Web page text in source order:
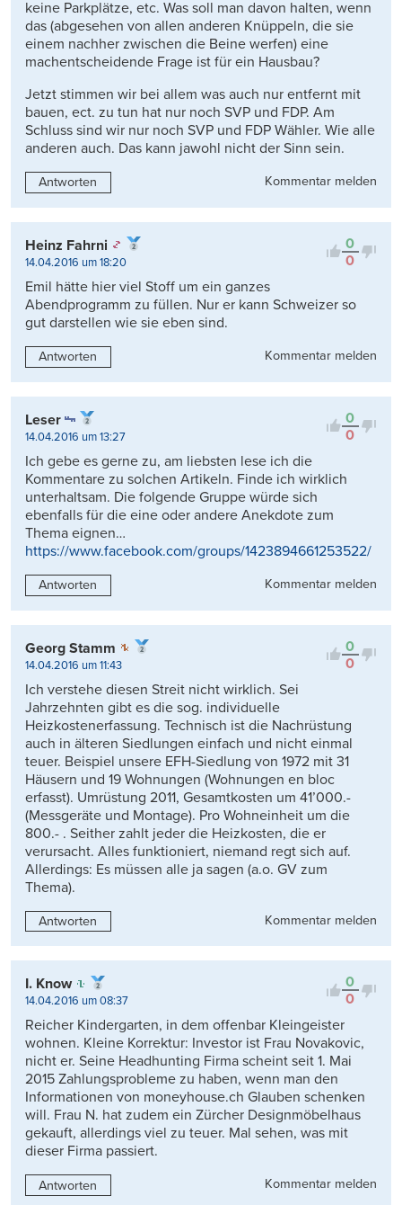
keine Parkplätze, etc. Was soll man davon halten, wenn
das (abgesehen von allen anderen Knüppeln, die sie
einem nachher zwischen die Beine werfen) eine
machentscheidende Frage ist für ein Hausbau?
Jetzt stimmen wir bei allem was auch nur entfernt mit
bauen, ect. zu tun hat nur noch SVP und FDP. Am
Schluss sind wir nur noch SVP und FDP Wähler. Wie alle
anderen auch. Das kann jawohl nicht der Sinn sein.
Antworten Kommentar melden
0
0
Heinz Fahrni
14.04.2016 um 18:20
Emil hätte hier viel Stoff um ein ganzes
Abendprogramm zu füllen. Nur er kann Schweizer so
gut darstellen wie sie eben sind.
Antworten Kommentar melden
0
0
Leser
14.04.2016 um 13:27
Ich gebe es gerne zu, am liebsten lese ich die
Kommentare zu solchen Artikeln. Finde ich wirklich
unterhaltsam. Die folgende Gruppe würde sich
ebenfalls für die eine oder andere Anekdote zum
Thema eignen…
https://www.facebook.com/groups/1423894661253522/
Antworten Kommentar melden
0
0
Georg Stamm
14.04.2016 um 11:43
Ich verstehe diesen Streit nicht wirklich. Sei
Jahrzehnten gibt es die sog. individuelle
Heizkostenerfassung. Technisch ist die Nachrüstung
auch in älteren Siedlungen einfach und nicht einmal
teuer. Beispiel unsere EFH-Siedlung von 1972 mit 31
Häusern und 19 Wohnungen (Wohnungen en bloc
erfasst). Umrüstung 2011, Gesamtkosten um 41’000.-
(Messgeräte und Montage). Pro Wohneinheit um die
800.- . Seither zahlt jeder die Heizkosten, die er
verursacht. Alles funktioniert, niemand regt sich auf.
Allerdings: Es müssen alle ja sagen (a.o. GV zum
Thema).
Antworten Kommentar melden
0
0
I. Know
14.04.2016 um 08:37
Reicher Kindergarten, in dem offenbar Kleingeister
wohnen. Kleine Korrektur: Investor ist Frau Novakovic,
nicht er. Seine Headhunting Firma scheint seit 1. Mai
2015 Zahlungsprobleme zu haben, wenn man den
Informationen von moneyhouse.ch Glauben schenken
will. Frau N. hat zudem ein Zürcher Designmöbelhaus
gekauft, allerdings viel zu teuer. Mal sehen, was mit
dieser Firma passiert.
Antworten Kommentar melden